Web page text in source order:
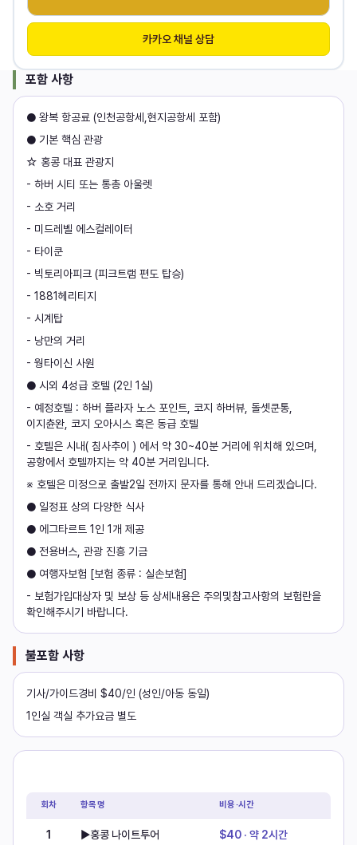
카카오 채널 상담
포함 사항
● 왕복 항공료 (인천공항세,현지공항세 포함)
● 기본 핵심 관광
☆ 홍콩 대표 관광지
- 하버 시티 또는 통총 아울렛
- 소호 거리
- 미드레벨 에스컬레이터
- 타이쿤
- 빅토리아피크 (피크트램 편도 탑승)
- 1881헤리티지
- 시계탑
- 낭만의 거리
- 웡타이신 사원
● 시외 4성급 호텔 (2인 1실)
- 예정호텔 : 하버 플라자 노스 포인트, 코지 하버뷰, 돌셋쿤통,
이지츈완, 코지 오아시스 혹은 동급 호텔
- 호텔은 시내( 침사추이 ) 에서 약 30~40분 거리에 위치해 있으며,
공항에서 호텔까지는 약 40분 거리입니다.
※ 호텔은 미정으로 출발2일 전까지 문자를 통해 안내 드리겠습니다.
● 일정표 상의 다양한 식사
● 에그타르트 1인 1개 제공
● 전용버스, 관광 진흥 기금
● 여행자보험 [보험 종류 : 실손보험]
- 보험가입대상자 및 보상 등 상세내용은 주의및참고사항의 보험란을
확인해주시기 바랍니다.
불포함 사항
기사/가이드경비 $40/인 (성인/아동 동일)
1인실 객실 추가요금 별도
회차 항목명 비용·시간
1 ▶홍콩 나이트투어 $40 · 약 2시간